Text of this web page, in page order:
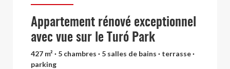
Appartement rénové exceptionnel
avec vue sur le Turó Park
427 m² · 5 chambres · 5 salles de bains · terrasse ·
parking